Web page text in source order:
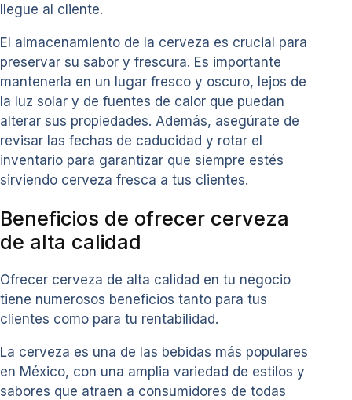
llegue al cliente.
El almacenamiento de la cerveza es crucial para
preservar su sabor y frescura. Es importante
mantenerla en un lugar fresco y oscuro, lejos de
la luz solar y de fuentes de calor que puedan
alterar sus propiedades. Además, asegúrate de
revisar las fechas de caducidad y rotar el
inventario para garantizar que siempre estés
sirviendo cerveza fresca a tus clientes.
Beneficios de ofrecer cerveza
de alta calidad
Ofrecer cerveza de alta calidad en tu negocio
tiene numerosos beneficios tanto para tus
clientes como para tu rentabilidad.
La cerveza es una de las bebidas más populares
en México, con una amplia variedad de estilos y
sabores que atraen a consumidores de todas